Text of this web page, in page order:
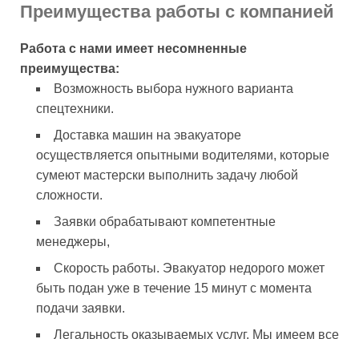
Преимущества работы с компанией
Работа с нами имеет несомненные
преимущества:
Возможность выбора нужного варианта
спецтехники.
Доставка машин на эвакуаторе
осуществляется опытными водителями, которые
сумеют мастерски выполнить задачу любой
сложности.
Заявки обрабатывают компетентные
менеджеры,
Скорость работы. Эвакуатор недорого может
быть подан уже в течение 15 минут с момента
подачи заявки.
Легальность оказываемых услуг. Мы имеем все